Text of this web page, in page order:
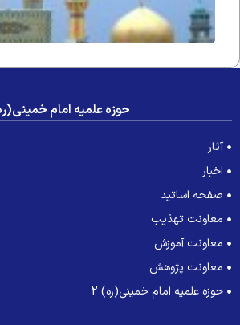
حوزه علمیه امام خمینی(ره)
آثار
اخبار
صفحه اساتید
معاونت تهذیب
معاونت آموزش
معاونت پژوهش
حوزه علمیه امام خمینی(ره) 2